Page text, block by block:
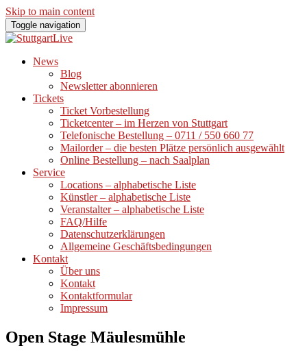
Skip to main content
Toggle navigation
News
Blog
Newsletter abonnieren
Tickets
Ticket Vorbestellung
Ticketcenter – im Herzen von Stuttgart
Telefonische Bestellung – 0711 / 550 660 77
Mailorder – die besten Plätze persönlich ausgewählt
Online Bestellung – nach Saalplan
Service
Locations – alphabetische Liste
Künstler – alphabetische Liste
Veranstalter – alphabetische Liste
FAQ/Hilfe
Datenschutzerklärungen
Allgemeine Geschäftsbedingungen
Kontakt
Über uns
Kontakt
Kontaktformular
Impressum
Open Stage Mäulesmühle